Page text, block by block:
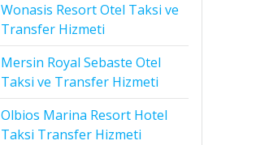
Wonasis Resort Otel Taksi ve
Transfer Hizmeti
Mersin Royal Sebaste Otel
Taksi ve Transfer Hizmeti
Olbios Marina Resort Hotel
Taksi Transfer Hizmeti